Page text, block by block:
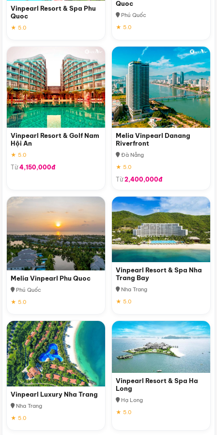
Vinpearl Resort & Spa Phu
Quoc
★ 5.0
Quoc
Phú Quốc
★ 5.0
Vinpearl Resort & Golf Nam
Hội An
★ 5.0
Từ4,150,000đ
Melia Vinpearl Danang
Riverfront
Đà Nẵng
★ 5.0
Từ2,400,000đ
Melia Vinpearl Phu Quoc
Phú Quốc
★ 5.0
Vinpearl Resort & Spa Nha
Trang Bay
Nha Trang
★ 5.0
Vinpearl Luxury Nha Trang
Nha Trang
★ 5.0
Vinpearl Resort & Spa Ha
Long
Hạ Long
★ 5.0